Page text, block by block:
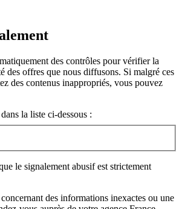
des contrôles pour vérifier la
des offres que nous diffusons. Si malgré ces
des contenus inappropriés, vous pouvez
la liste ci-dessous :
le signalement abusif est strictement
des informations inexactes ou une